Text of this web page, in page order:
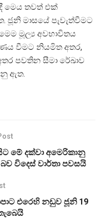
මෙය තවත් එක්
මාසයේ පැවැත්වීමට
මෙම මූල් ය අවභාවිතය
වීමට නියමිත අතර,
පවතින සීමා රේඛාව
ඇත.
මේ දක්වා අමෙරිකානු
විදෙස් වාර්තා පවසයි
එරෙහි නඩුව ජූනි 19